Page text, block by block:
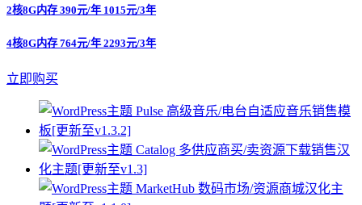
2核8G内存 390元/年 1015元/3年
4核8G内存 764元/年 2293元/3年
立即购买